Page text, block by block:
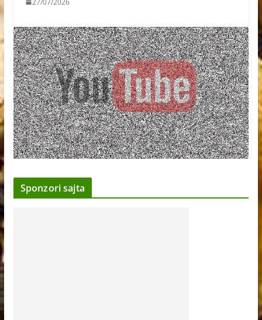
Sponzori sajta